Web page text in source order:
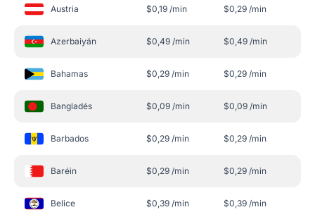
Austria $0,19 /min $0,29 /min
Azerbaiyán $0,49 /min $0,49 /min
Bahamas $0,29 /min $0,29 /min
Bangladés $0,09 /min $0,09 /min
Barbados $0,29 /min $0,29 /min
Baréin $0,29 /min $0,29 /min
Belice $0,39 /min $0,39 /min